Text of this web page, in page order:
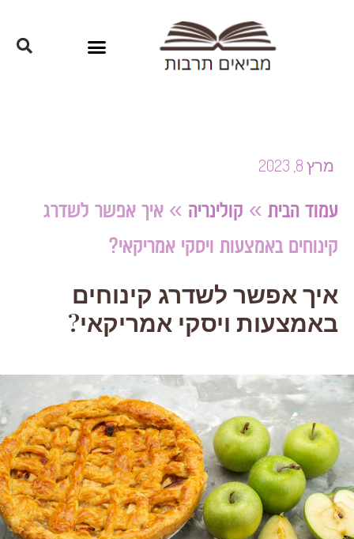
מרץ 8, 2023
עמוד הבית»קולינריה»איך אפשר לשדרג
קינוחים באמצעות ויסקי אמריקאי?
איך אפשר לשדרג קינוחים
באמצעות ויסקי אמריקאי?